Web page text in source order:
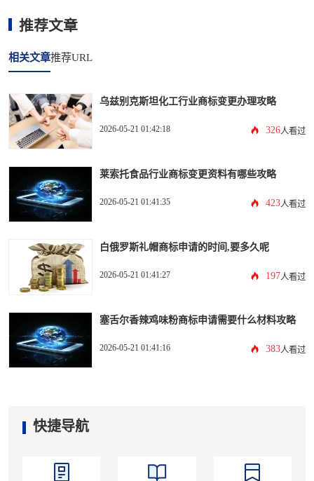
推荐文章
相关文章推荐URL
乌兹别克斯坦化工行业商标变更办理攻略
2026-05-21 01:42:18 326人看过
莱索托食品行业商标变更资料有哪些攻略
2026-05-21 01:41:35 423人看过
白俄罗斯礼帽商标申请的时间,要多久呢
2026-05-21 01:41:27 197人看过
塞舌尔香辣鸡味粉商标申请需要什么材料攻略
2026-05-21 01:41:16 383人看过
快捷导航